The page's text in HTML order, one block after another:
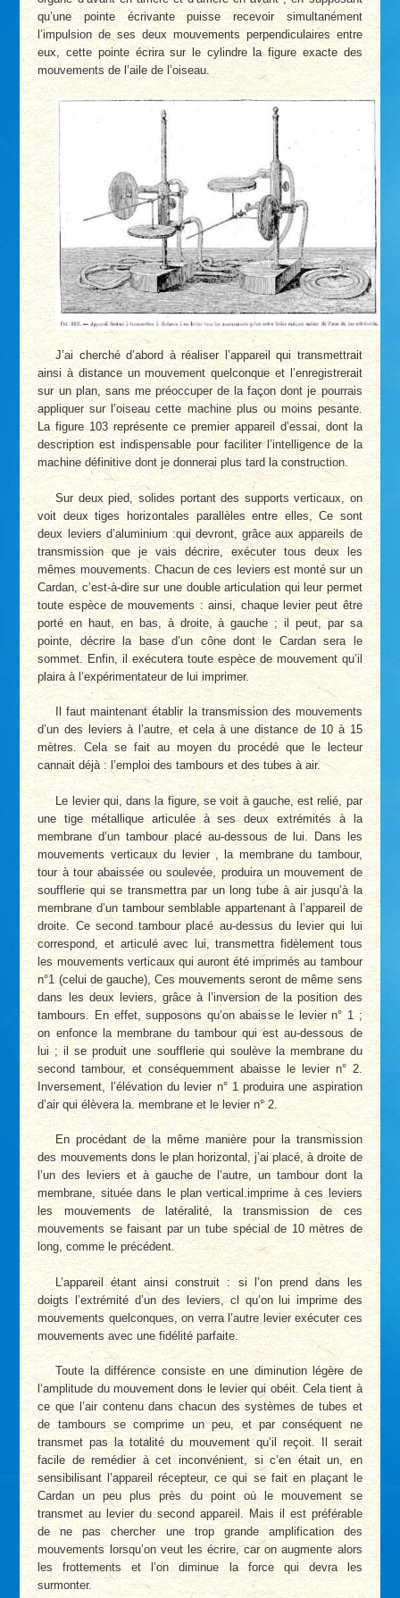
qu’une pointe écrivante puisse recevoir simultanément
l’impulsion de ses deux mouvements perpendiculaires entre
eux, cette pointe écrira sur le cylindre la figure exacte des
mouvements de l’aile de l’oiseau.
J’ai cherché d’abord à réaliser l’appareil qui transmettrait
ainsi à distance un mouvement quelconque et l’enregistrerait
sur un plan, sans me préoccuper de la façon dont je pourrais
appliquer sur l’oiseau cette machine plus ou moins pesante.
La figure 103 représente ce premier appareil d’essai, dont la
description est indispensable pour faciliter l’intelligence de la
machine définitive dont je donnerai plus tard la construction.
Sur deux pied, solides portant des supports verticaux, on
voit deux tiges horizontales parallèles entre elles, Ce sont
deux leviers d’aluminium :qui devront, grâce aux appareils de
transmission que je vais décrire, exécuter tous deux les
mêmes mouvements. Chacun de ces leviers est monté sur un
Cardan, c’est-à-dire sur une double articulation qui leur permet
toute espèce de mouvements : ainsi, chaque levier peut être
porté en haut, en bas, à droite, à gauche ; il peut, par sa
pointe, décrire la base d’un cône dont le Cardan sera le
sommet. Enfin, il exécutera toute espèce de mouvement qu’il
plaira à l’expérimentateur de lui imprimer.
Il faut maintenant établir la transmission des mouvements
d’un des leviers à l’autre, et cela à une distance de 10 à 15
mètres. Cela se fait au moyen du procédé que le lecteur
cannait déjà : l’emploi des tambours et des tubes à air.
Le levier qui, dans la figure, se voit à gauche, est relié, par
une tige métallique articulée à ses deux extrémités à la
membrane d’un tambour placé au-dessous de lui. Dans les
mouvements verticaux du levier , la membrane du tambour,
tour à tour abaissée ou soulevée, produira un mouvement de
soufflerie qui se transmettra par un long tube à air jusqu’à la
membrane d’un tambour semblable appartenant à l’appareil de
droite. Ce second tambour placé au-dessus du levier qui lui
correspond, et articulé avec lui, transmettra fidèlement tous
les mouvements verticaux qui auront été imprimés au tambour
n°1 (celui de gauche), Ces mouvements seront de même sens
dans les deux leviers, grâce à l’inversion de la position des
tambours. En effet, supposons qu’on abaisse le levier n° 1 ;
on enfonce la membrane du tambour qui est au-dessous de
lui ; il se produit une soufflerie qui soulève la membrane du
second tambour, et conséquemment abaisse le levier n° 2.
Inversement, l’élévation du levier n° 1 produira une aspiration
d’air qui élèvera la. membrane et le levier n° 2.
En procédant de la même manière pour la transmission
des mouvements dons le plan horizontal, j’ai placé, à droite de
l’un des leviers et à gauche de l’autre, un tambour dont la
membrane, située dans le plan vertical.imprime à ces leviers
les mouvements de latéralité, la transmission de ces
mouvements se faisant par un tube spécial de 10 mètres de
long, comme le précédent.
L’appareil étant ainsi construit : si l’on prend dans les
doigts l’extrémité d’un des leviers, cl qu’on lui imprime des
mouvements quelconques, on verra l’autre levier exécuter ces
mouvements avec une fidélité parfaite.
Toute la différence consiste en une diminution légère de
l’amplitude du mouvement dons le levier qui obéit. Cela tient à
ce que l’air contenu dans chacun des systèmes de tubes et
de tambours se comprime un peu, et par conséquent ne
transmet pas la totalité du mouvement qu’il reçoit. Il serait
facile de remédier à cet inconvénient, si c’en était un, en
sensibilisant l’appareil récepteur, ce qui se fait en plaçant le
Cardan un peu plus près du point où le mouvement se
transmet au levier du second appareil. Mais il est préférable
de ne pas chercher une trop grande amplification des
mouvements lorsqu’on veut les écrire, car on augmente alors
les frottements et l’on diminue la force qui devra les
surmonter.